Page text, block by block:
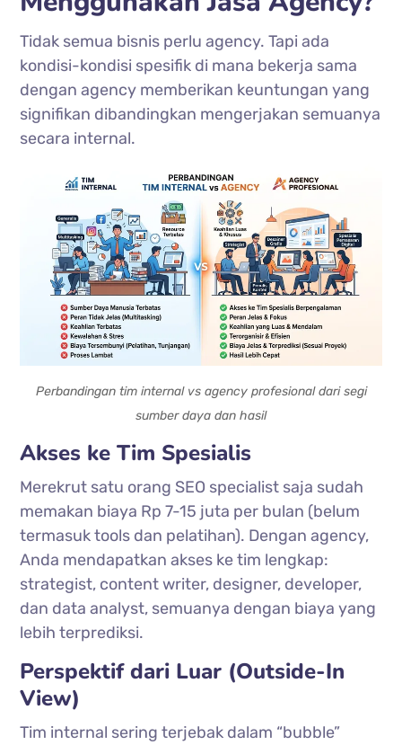
Tidak semua bisnis perlu agency. Tapi ada
kondisi-kondisi spesifik di mana bekerja sama
dengan agency memberikan keuntungan yang
signifikan dibandingkan mengerjakan semuanya
secara internal.
Perbandingan tim internal vs agency profesional dari segi
sumber daya dan hasil
Akses ke Tim Spesialis
Merekrut satu orang SEO specialist saja sudah
memakan biaya Rp 7-15 juta per bulan (belum
termasuk tools dan pelatihan). Dengan agency,
Anda mendapatkan akses ke tim lengkap:
strategist, content writer, designer, developer,
dan data analyst, semuanya dengan biaya yang
lebih terprediksi.
Perspektif dari Luar (Outside-In
View)
Tim internal sering terjebak dalam “bubble”